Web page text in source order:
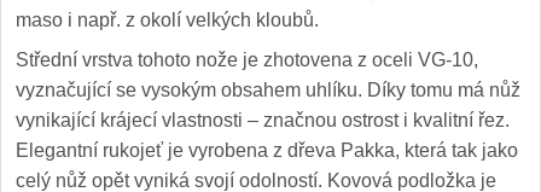
maso i např. z okolí velkých kloubů.
Střední vrstva tohoto nože je zhotovena z oceli VG-10,
vyznačující se vysokým obsahem uhlíku. Díky tomu má nůž
vynikající krájecí vlastnosti – značnou ostrost i kvalitní řez.
Elegantní rukojeť je vyrobena z dřeva Pakka, která tak jako
celý nůž opět vyniká svojí odolností. Kovová podložka je